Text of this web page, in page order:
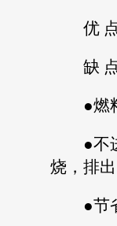
优
缺
●燃料
●不进
烧，排
●节省